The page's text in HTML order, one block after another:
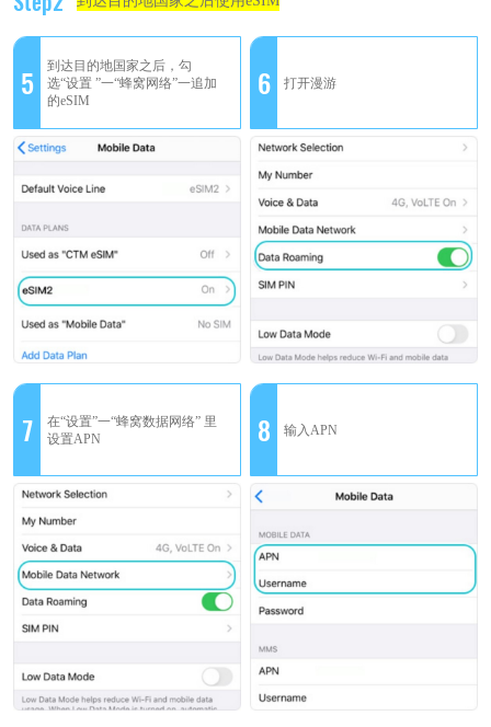
5
到达目的地国家之后，勾
选“设置 ”一“蜂窝网络”一追加
的eSIM
6 打开漫游
7
在“设置”一“蜂窝数据网络” 里
设置APN
8 输入APN